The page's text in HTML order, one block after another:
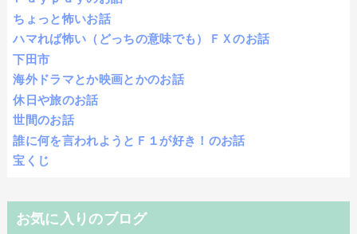
ちょっと怖いお話
ハマれば怖い（どっちの意味でも）ＦＸのお話
下田市
海外ドラマとか映画とかのお話
休日や旅のお話
世間のお話
誰に何を言われようとＦ１が好き！のお話
宝くじ
お気に入りのブログ